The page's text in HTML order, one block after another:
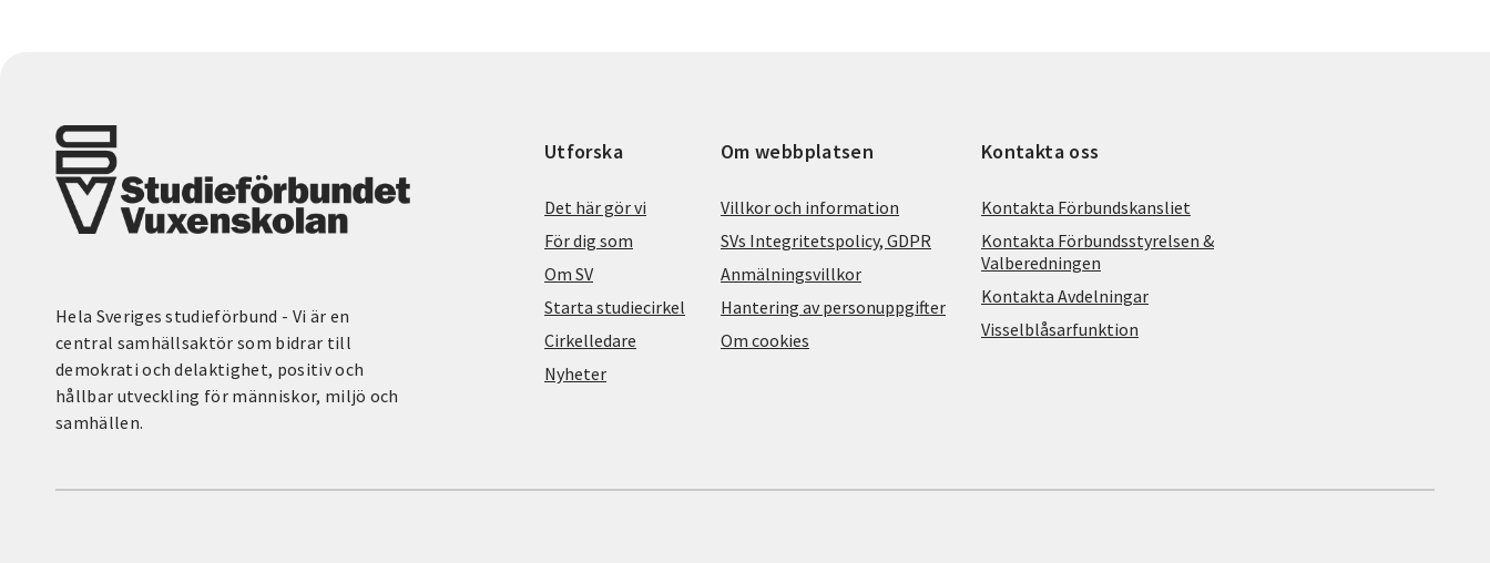
Hela Sveriges studieförbund - Vi är en
central samhällsaktör som bidrar till
demokrati och delaktighet, positiv och
hållbar utveckling för människor, miljö och
samhällen.
Utforska
Det här gör vi
För dig som
Om SV
Starta studiecirkel
Cirkelledare
Nyheter
Om webbplatsen
Villkor och information
SVs Integritetspolicy, GDPR
Anmälningsvillkor
Hantering av personuppgifter
Om cookies
Kontakta oss
Kontakta Förbundskansliet
Kontakta Förbundsstyrelsen &
Valberedningen
Kontakta Avdelningar
Visselblåsarfunktion